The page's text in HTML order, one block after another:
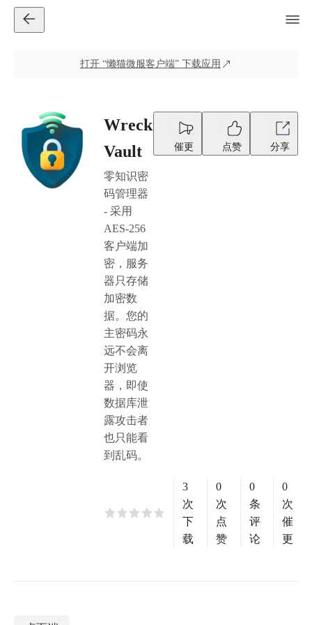
打开 “懒猫微服客户端” 下载应用
Wreck
Vault
零知识密
码管理器
- 采用
AES-256
客户端加
密，服务
器只存储
加密数
据。您的
主密码永
远不会离
开浏览
器，即使
数据库泄
露攻击者
也只能看
到乱码。
催更 点赞 分享
3
次
下
载
0
次
点
赞
0
条
评
论
0
次
催
更